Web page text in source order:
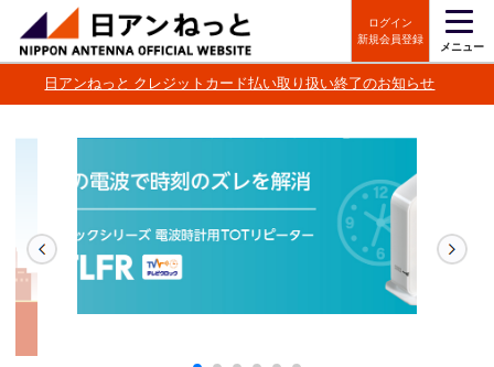
ログイン
新規会員登録
メニュー
日アンねっと クレジットカード払い取り扱い終了のお知らせ